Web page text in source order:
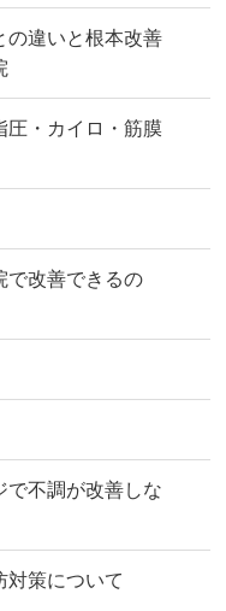
の違いと根本改善
圧・カイロ・筋膜
で改善できるの
で不調が改善しな
対策について